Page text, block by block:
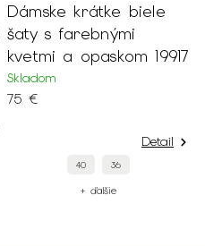
Dámske krátke biele
šaty s farebnými
kvetmi a opaskom 19917
Skladom
75 €
Detail
40 36
+ ďalšie